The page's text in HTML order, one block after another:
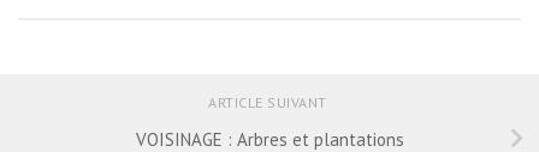
ARTICLE SUIVANT
VOISINAGE : Arbres et plantations